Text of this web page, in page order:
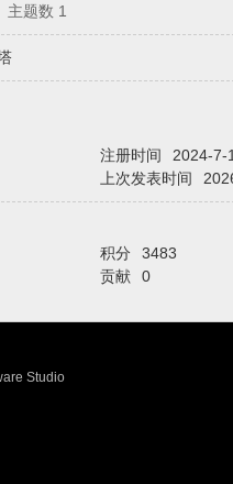
主题数 1
注册时间 2024-7-
上次发表时间
积分 3483
贡献 0
Studio